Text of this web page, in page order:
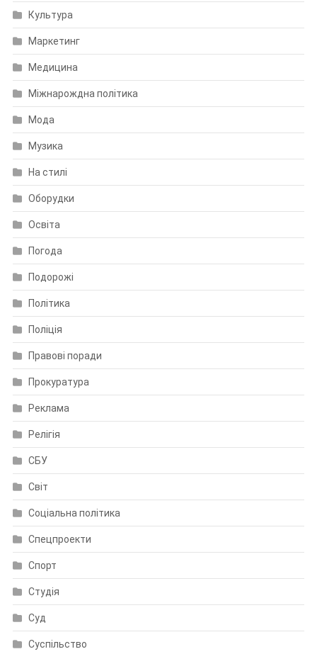
Культура
Маркетинг
Медицина
Міжнарождна політика
Мода
Музика
На стилі
Оборудки
Освіта
Погода
Подорожі
Політика
Поліція
Правові поради
Прокуратура
Реклама
Релігія
СБУ
Світ
Соціальна політика
Спецпроекти
Спорт
Студія
Суд
Суспільство